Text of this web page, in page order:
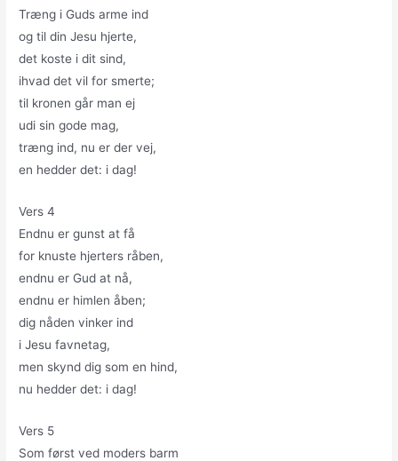
Træng i Guds arme ind
og til din Jesu hjerte,
det koste i dit sind,
ihvad det vil for smerte;
til kronen går man ej
udi sin gode mag,
træng ind, nu er der vej,
en hedder det: i dag!
Vers 4
Endnu er gunst at få
for knuste hjerters råben,
endnu er Gud at nå,
endnu er himlen åben;
dig nåden vinker ind
i Jesu favnetag,
men skynd dig som en hind,
nu hedder det: i dag!
Vers 5
Som først ved moders barm